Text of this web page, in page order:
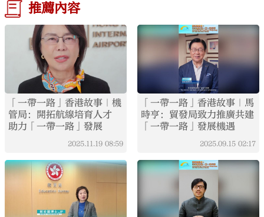
推薦內容
「一帶一路」香港故事｜機
管局：開拓航線培育人才
助力「一帶一路」發展
2025.11.19 08:59
「一帶一路」香港故事｜馬
時亨：貿發局致力推廣共建
「一帶一路」發展機遇
2025.09.15 02:17